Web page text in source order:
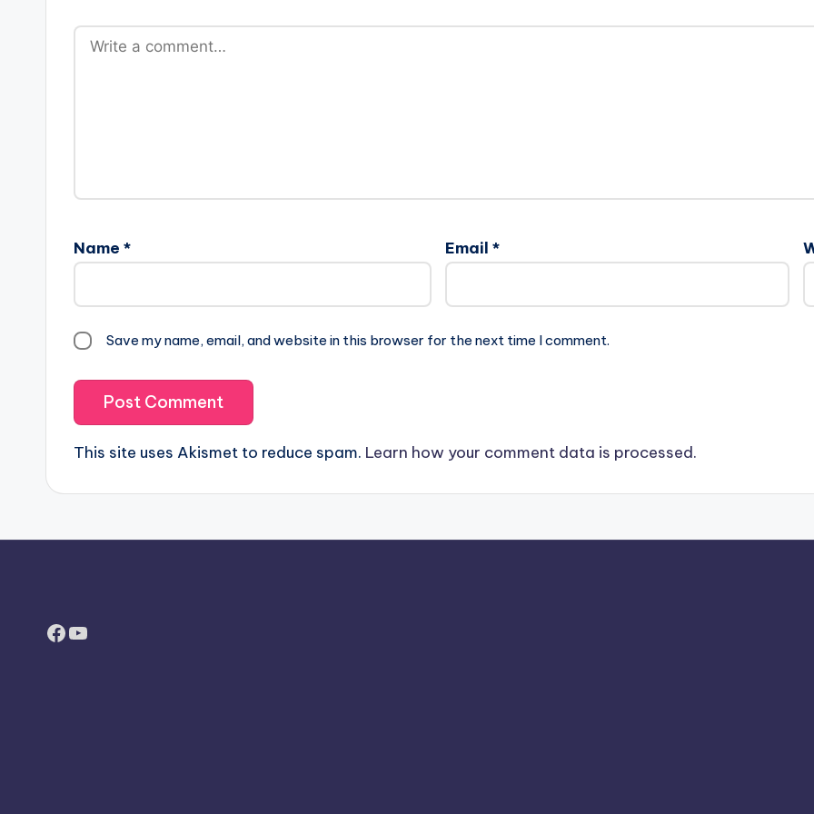
Name * Email *
Save my name, email, and website in this browser for the next time I comment.
This site uses Akismet to reduce spam. Learn how your comment data is processed.
Facebook
YouTube